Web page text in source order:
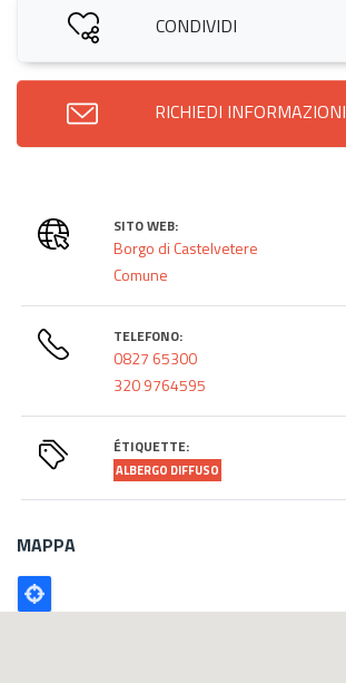
CONDIVIDI
RICHIEDI INFORMAZIONI
SITO WEB:
Borgo di Castelvetere
Comune
TELEFONO:
0827 65300
320 9764595
ÉTIQUETTE:
ALBERGO DIFFUSO
MAPPA
Poligono
GEO